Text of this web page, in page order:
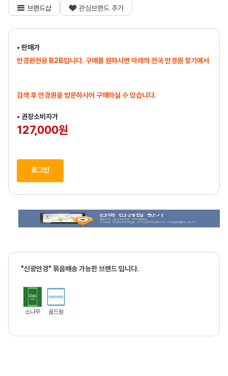
브랜드샵 관심브랜드 추가
• 판매가
안경원전용 B2B입니다. 구매를 원하시면 아래의 전국 안경원 찾기에서
검색 후 안경원을 방문하시어 구매하실 수 있습니다.
• 권장소비자가
127,000원
로그인
"신광안경" 묶음배송 가능한 브랜드 입니다.
소나무 골드윙